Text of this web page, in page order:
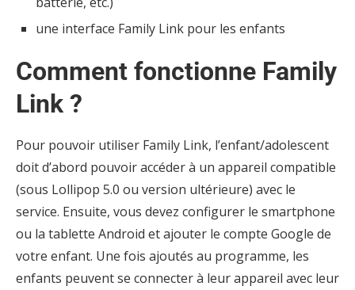
une interface Family Link pour les enfants
Comment fonctionne Family
Link ?
Pour pouvoir utiliser Family Link, l’enfant/adolescent
doit d’abord pouvoir accéder à un appareil compatible
(sous Lollipop 5.0 ou version ultérieure) avec le
service. Ensuite, vous devez configurer le smartphone
ou la tablette Android et ajouter le compte Google de
votre enfant. Une fois ajoutés au programme, les
enfants peuvent se connecter à leur appareil avec leur